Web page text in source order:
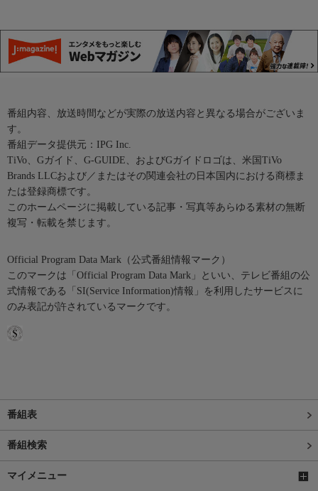
番組内容、放送時間などが実際の放送内容と異なる場合がございま
す。
番組データ提供元：IPG Inc.
TiVo、Gガイド、G-GUIDE、およびGガイドロゴは、米国TiVo
Brands LLCおよび／またはその関連会社の日本国内における商標ま
たは登録商標です。
このホームページに掲載している記事・写真等あらゆる素材の無断
複写・転載を禁じます。
Official Program Data Mark（公式番組情報マーク）
このマークは「Official Program Data Mark」といい、テレビ番組の公
式情報である「SI(Service Information)情報」を利用したサービスに
のみ表記が許されているマークです。
番組表
番組検索
マイメニュー